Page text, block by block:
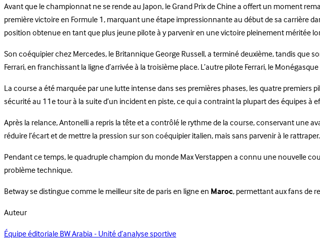
Avant que le championnat ne se rende au Japon, le Grand Prix de Chine a offert un moment
première victoire en Formule 1, marquant une étape impressionnante au début de sa carrière
position obtenue en tant que plus jeune pilote à y parvenir en une victoire pleinement méritée
Son coéquipier chez Mercedes, le Britannique George Russell, a terminé deuxième, tandis
Ferrari, en franchissant la ligne d’arrivée à la troisième place. L’autre pilote Ferrari, le
La course a été marquée par une lutte intense dans ses premières phases, les quatre
sécurité au 11e tour à la suite d’un incident en piste, ce qui a contraint la plupart des équipes à
Après la relance, Antonelli a repris la tête et a contrôlé le rythme de la course, conservant une
réduire l’écart et de mettre la pression sur son coéquipier italien, mais sans parvenir à le rattraper.
Pendant ce temps, le quadruple champion du monde Max Verstappen a connu une nouvelle
problème technique.
Betway se distingue comme le meilleur site de paris en ligne enMaroc, permettant aux fans de
Auteur
Équipe éditoriale BW Arabia - Unité d’analyse sportive